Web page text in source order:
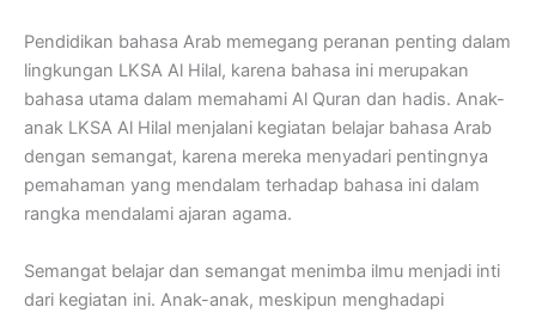
Pendidikan bahasa Arab memegang peranan penting dalam
lingkungan LKSA Al Hilal, karena bahasa ini merupakan
bahasa utama dalam memahami Al Quran dan hadis. Anak-
anak LKSA Al Hilal menjalani kegiatan belajar bahasa Arab
dengan semangat, karena mereka menyadari pentingnya
pemahaman yang mendalam terhadap bahasa ini dalam
rangka mendalami ajaran agama.
Semangat belajar dan semangat menimba ilmu menjadi inti
dari kegiatan ini. Anak-anak, meskipun menghadapi